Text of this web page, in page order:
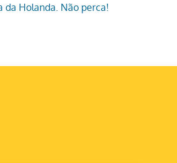
da Holanda. Não perca!